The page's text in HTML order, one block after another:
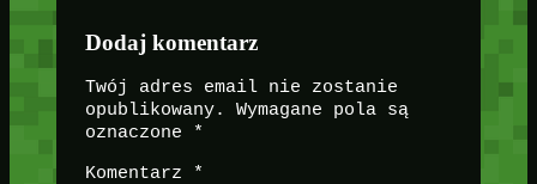
Dodaj komentarz
Twój adres email nie zostanie
opublikowany.
Wymagane pola są
oznaczone
*
Komentarz *